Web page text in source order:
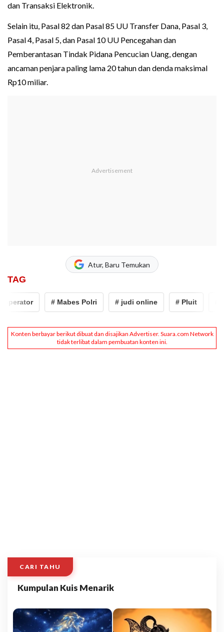
dan Transaksi Elektronik.
Selain itu, Pasal 82 dan Pasal 85 UU Transfer Dana, Pasal 3,
Pasal 4, Pasal 5, dan Pasal 10 UU Pencegahan dan
Pemberantasan Tindak Pidana Pencucian Uang, dengan
ancaman penjara paling lama 20 tahun dan denda maksimal
Rp10 miliar.
Atur, Baru Temukan
TAG
# Mabes Polri # judi online # Pluit
CARI TAHU
Kumpulan Kuis Menarik